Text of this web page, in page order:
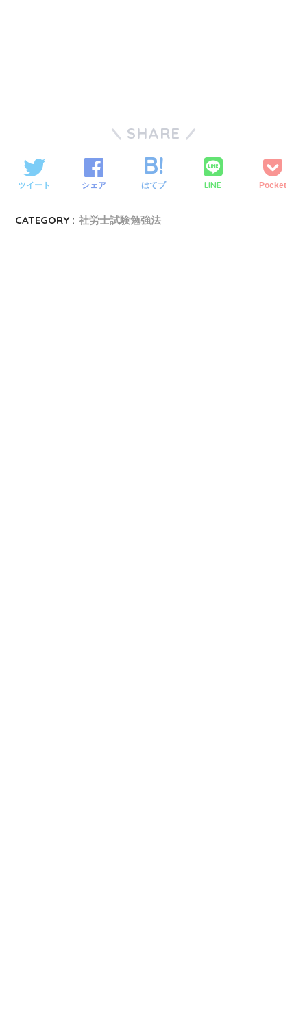
SHARE
ツイート シェア はてブ LINE Pocket
CATEGORY : 社労士試験勉強法